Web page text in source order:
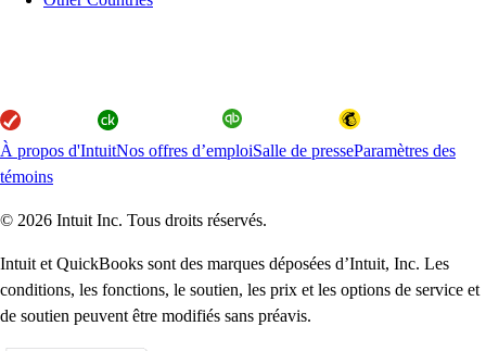
À propos d'IntuitNos offres d’emploiSalle de presseParamètres des
témoins
© 2026 Intuit Inc. Tous droits réservés.
Intuit et QuickBooks sont des marques déposées d’Intuit, Inc. Les
conditions, les fonctions, le soutien, les prix et les options de service et
de soutien peuvent être modifiés sans préavis.